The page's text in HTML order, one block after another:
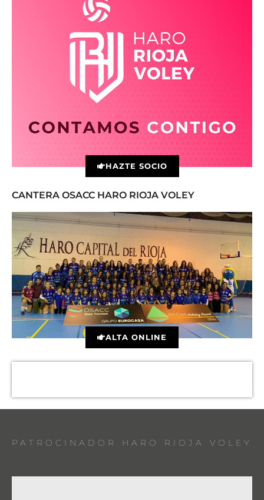
HAZTE SOCIO
CANTERA OSACC HARO RIOJA VOLEY
ALTA ONLINE
PATROCINADOR HARO RIOJA VOLEY